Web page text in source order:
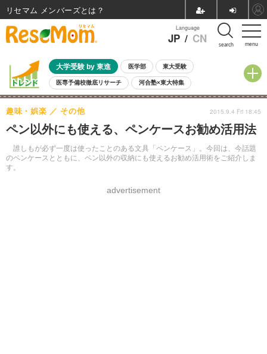
menu
Language
JP / CN search
大学受験 by 東進 医学部 東大受験
医専予備校徹底リサーチ 河合塾×東大特集
親子で考える大学選び 高校受験 中学受験 小学校受験
共通テスト 夏休み
8月開催イベント・WS 全国公立高校 過去問 人気記事
自由研究教材（小学生向け） 自由研究教材（中学生向け） ランキング
ペン以外にも使える、ペンケースお勧め活用法
誰しもが必ず一度は使ったことのある文具「ペンケース」。今回は、今話題
のペンケースとともに、ペン以外の収納にも使えるお勧め活用術をご紹介しま
す。
趣味・娯楽 その他
advertisement
2015.9.4 Fri 18:45
リセマム メンバーズ